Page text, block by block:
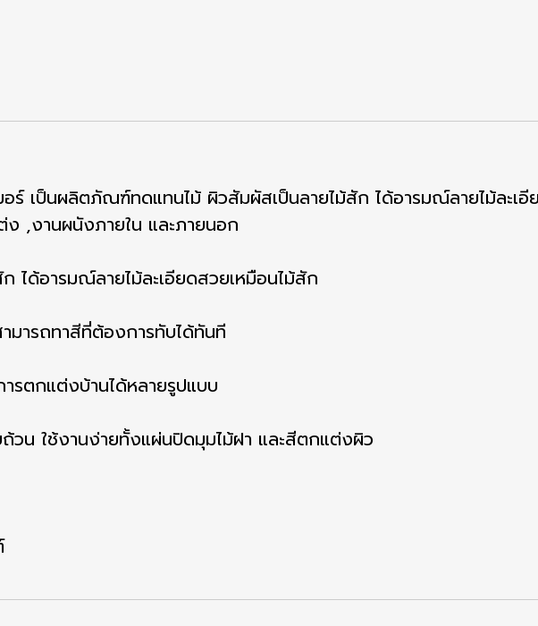
อร์ เป็นผลิตภัณฑ์ทดแทนไม้ ผิวสัมผัสเป็นลายไม้สัก ได้อารมณ์ลายไม้ละเ
ง ,งานผนังภายใน และภายนอก
ได้อารมณ์ลายไม้ละเอียดสวยเหมือนไม้สัก
มารถทาสีที่ต้องการทับได้ทันที
รตกแต่งบ้านได้หลายรูปแบบ
วน ใช้งานง่ายทั้งแผ่นปิดมุมไม้ฝา และสีตกแต่งผิว